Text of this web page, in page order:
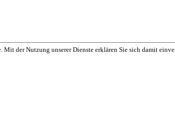
der Nutzung unserer Dienste erklären Sie sich damit